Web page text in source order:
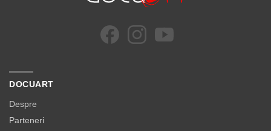
DOCUART
Despre
Parteneri